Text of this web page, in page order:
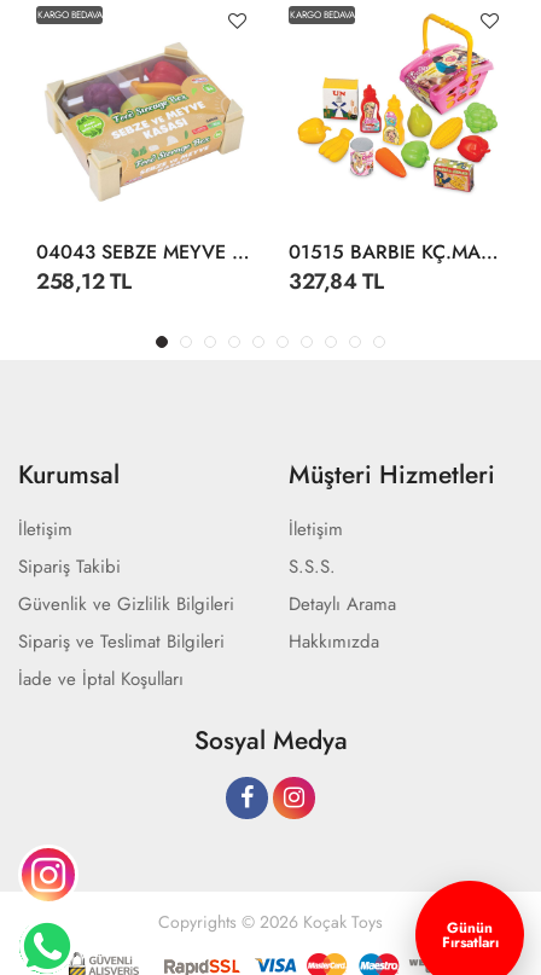
KARGO BEDAVA
04043 SEBZE MEYVE KASASI
258,12 TL
KARGO BEDAVA
01515 BARBIE KÇ.MARKET SEPETİ
327,84 TL
Kurumsal
İletişim
Sipariş Takibi
Güvenlik ve Gizlilik Bilgileri
Sipariş ve Teslimat Bilgileri
İade ve İptal Koşulları
Müşteri Hizmetleri
İletişim
S.S.S.
Detaylı Arama
Hakkımızda
Sosyal Medya
Copyrights © 2026 Koçak Toys Günün
Fırsatları